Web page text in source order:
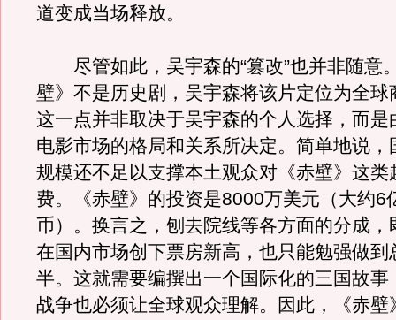
道变成当场释放。
尽管如此，吴宇森的“篡改”也并非随意
壁》不是历史剧，吴宇森将该片定位为全球
这一点并非取决于吴宇森的个人选择，而是
电影市场的格局和关系所决定。简单地说，
规模还不足以支撑本土观众对《赤壁》这类
费。《赤壁》的投资是8000万美元（大约6
币）。换言之，刨去院线等各方面的分成，
在国内市场创下票房新高，也只能勉强做到
半。这就需要编撰出一个国际化的三国故事
战争也必须让全球观众理解。因此，《赤壁